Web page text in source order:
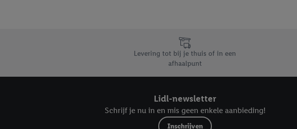
Lidl.be
Levering tot bij je thuis of in een
afhaalpunt
Lidl-newsletter
Schrijf je nu in en mis geen enkele aanbieding!
Inschrijven
waaronder de bewaartermijn van de gegevens en uw recht om uw toestemming te allen tijde met
privacyverklaring .Je vindt het impressum hier.